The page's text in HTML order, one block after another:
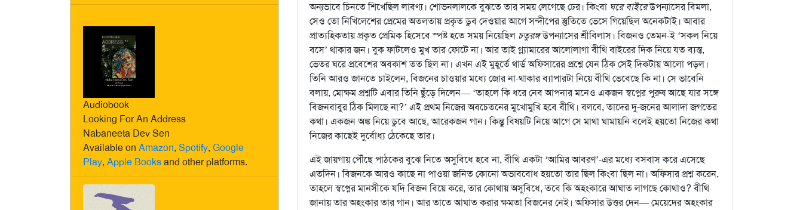
Audiobook
Looking For An Address
Nabaneeta Dev Sen
Available on Amazon, Spotify, Google
Play, Apple Booksand other platforms.
অন্যভাবে চিনতে শিখেছিল লাবণ্য। শোভনলালকে বুঝতে তার সময় লেগেছে ঢের। কিংবাঘরে বাইরেউপন্যাসের বিমলা,
সেও তো নিখিলেশের প্রেমের অতলতায় প্রকৃত ডুব দেওয়ার আগে সন্দীপের স্তুতিতে ভেসে গিয়েছিল অনেকটাই। আবার
প্রাত্যহিকতায় প্রকৃত প্রেমিক হিসেবে স্পষ্ট হতে সময় নিয়েছিল চতুরঙ্গউপন্যাসের শ্রীবিলাস। বিজনও তেমন-ই ‘সকল নিয়ে
বসে’ থাকার জন। বুক ফাটলেও মুখ তার ফোটে না। আর তাই গ্ল্যামারের আলোলাগা বীথি বাইরের দিক নিয়ে যত ব্যস্ত,
ভেতর ঘরে প্রবেশের অবকাশ তত ছিল না। এখন এই মুহূর্তে থার্ড অফিসারের প্রশ্নে যেন ঠিক সেই দিকটায় আলো পড়ল।
তিনি আরও জানতে চাইলেন, বিজনের চাওয়ার মধ্যে জোর না-থাকার ব্যাপারটা নিয়ে বীথি ভেবেছে কি না। সে ভাবেনি
বলায়, মোক্ষম প্রশ্নটি এবার তিনি ছুঁড়ে দিলেন— ‘তাহলে কি ধরে নেব আপনার মনেও একজন স্বপ্নের পুরুষ আছে যার সঙ্গে
বিজনবাবুর ঠিক মিলছে না?’ এই প্রথম নিজের অবচেতনের মুখোমুখি হবে বীথি। বলবে, তাদের দু-জনের আলাদা জগতের
কথা। একজন অঙ্ক নিয়ে ডুবে আছে, আরেকজন গান। কিন্তু বিষয়টি নিয়ে আগে সে মাথা ঘামায়নি বলেই হয়তো নিজের কথা
নিজের কাছেই দুর্বোধ্য ঠেকেছে তার।
এই জায়গায় পৌঁছে পাঠকের বুঝে নিতে অসুবিধে হবে না, বীথি একটা ‘আমির আবরণ’-এর মধ্যে বসবাস করে এসেছে
এতদিন। বিজনকে আরও কাছে না পাওয়া জনিত কোনো অভাববোধ হয়তো তার ছিল কিংবা ছিল না। অফিসার প্রশ্ন করেন,
তাহলে স্বপ্নের মানসীকে যদি বিজন বিয়ে করে, তার কোথায় অসুবিধে, তবে কি অহংকারে আঘাত লাগছে কোথাও? বীথি
জানায় তার অহংকার তার গান। আর তাতে আঘাত করার ক্ষমতা বিজনের নেই। অফিসার উত্তর দেন— মেয়েদের অহংকার